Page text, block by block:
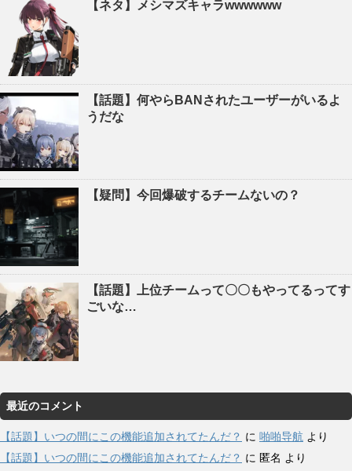
【ネタ】メシマズキャラwwwwww
【話題】何やらBANされたユーザーがいるよ
うだな
【疑問】今回爆破するチームないの？
【話題】上位チームって〇〇もやってるってす
ごいな…
最近のコメント
【話題】いつの間にこの機能追加されてたんだ？ に 啪啪导航 より
【話題】いつの間にこの機能追加されてたんだ？ に 匿名 より